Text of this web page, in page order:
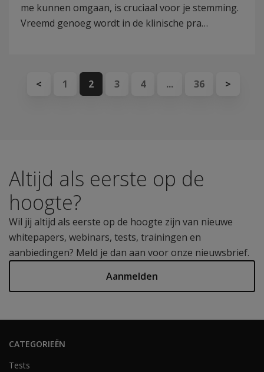
me kunnen omgaan, is cruciaal voor je stemming.
Vreemd genoeg wordt in de klinische pra…
< 1 2 3 4 ... 36 >
Altijd als eerste op de
hoogte?
Wil jij altijd als eerste op de hoogte zijn van nieuwe
whitepapers, webinars, tests, trainingen en
aanbiedingen? Meld je dan aan voor onze nieuwsbrief.
Aanmelden
CATEGORIEËN
Tests